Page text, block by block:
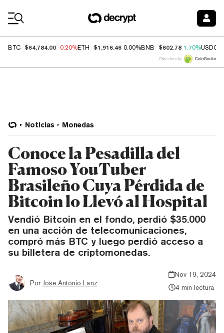
BTC $64,784.00 -0.20%ETH $1,916.46 0.00%BNB $602.78 1.70%USDC
Price data by
Noticias Monedas
Conoce la Pesadilla del
Famoso YouTuber
Brasileño Cuya Pérdida de
Bitcoin lo Llevó al Hospital
Vendió Bitcoin en el fondo, perdió $35.000
en una acción de telecomunicaciones,
compró más BTC y luego perdió acceso a
su billetera de criptomonedas.
Por Jose Antonio Lanz
Nov 19, 2024
4 min lectura